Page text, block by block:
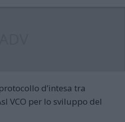
d’intesa tra
VCO per lo sviluppo del